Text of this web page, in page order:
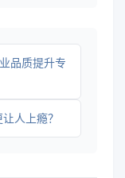
品质提升专
人上瘾？